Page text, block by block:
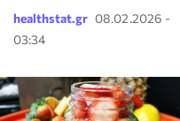
healthstat.gr 08.02.2026 -
03:34